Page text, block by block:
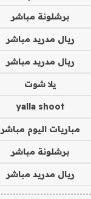
برشلونة مباشر
ريال مدريد مباشر
ريال مدريد مباشر
يلا شوت
yalla shoot
مباريات اليوم مباشر
برشلونة مباشر
ريال مدريد مباشر